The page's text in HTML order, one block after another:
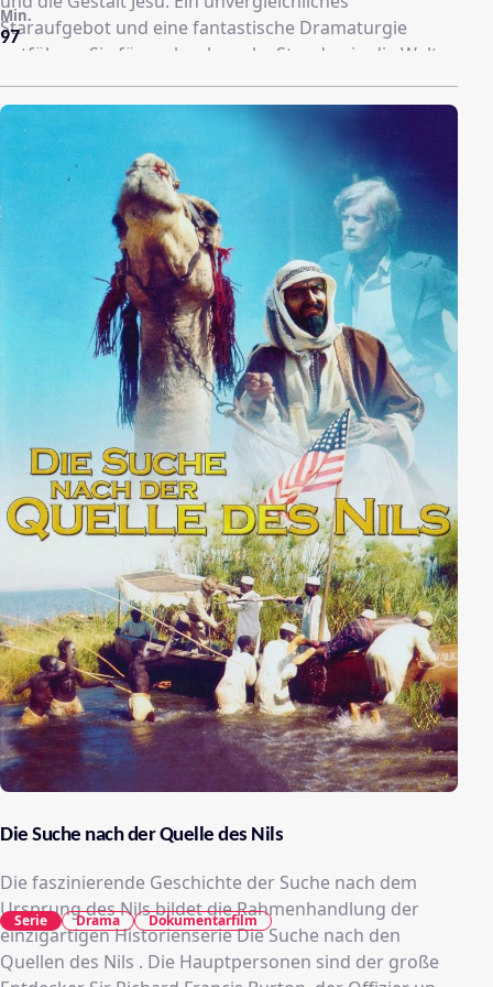
Staraufgebot und eine fantastische Dramaturgie
entführen Sie für mehr als sechs Stunden in die Welt
vor 2000 Jahren.
97
Min.
Die Suche nach der Quelle des Nils
Die faszinierende Geschichte der Suche nach dem
Ursprung des Nils bildet die Rahmenhandlung der
einzigartigen Historienserie Die Suche nach den
Quellen des Nils . Die Hauptpersonen sind der große
Serie Drama Dokumentarfilm